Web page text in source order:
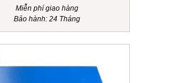
Miễn phí giao hàng
Bảo hành: 24 Tháng